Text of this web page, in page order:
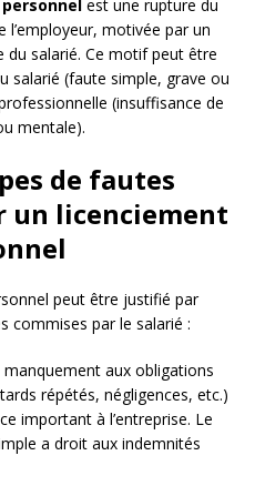
est une rupture du
l’employeur, motivée par un
salarié. Ce motif peut être
salarié (faute simple, grave ou
(insuffisance de
mentale).
de fautes
licenciement
peut être justifié par
commises par le salarié :
manquement aux obligations
répétés, négligences, etc.)
important à l’entreprise. Le
a droit aux indemnités